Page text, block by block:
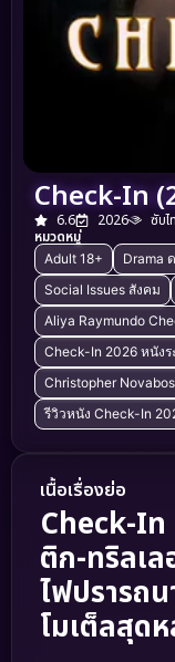
Check-In
6.6 2026 ซับไ
หมวดหมู่
Adult 18+ Drama
Social Issues สังคม
Aliya Raymundo
Check-In 2026 หนัง
Christopher
รีวิวหนัง Check-In
เนื้อเรื่องย่อ
Check-In
ติก-ทริลเ
ไฟปรารถ
โมเต็ลสุด